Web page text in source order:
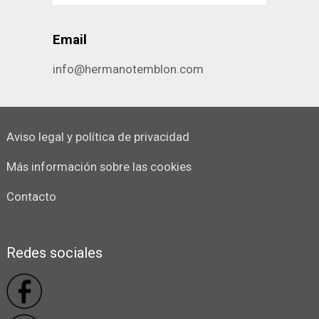
Email
info@hermanotemblon.com
Aviso legal y política de privacidad
Más información sobre las cookies
Contacto
Redes sociales